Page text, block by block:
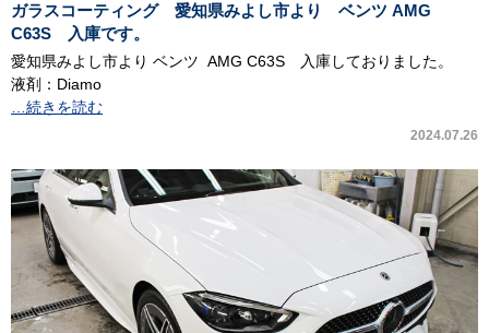
ガラスコーティング 愛知県みよし市より ベンツ AMG
C63S 入庫です。
愛知県みよし市より ベンツ AMG C63S 入庫しておりました。
液剤：Diamo
…続きを読む
2024.07.26